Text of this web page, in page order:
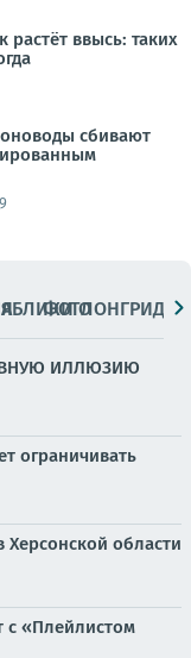
ввысь: таких
сбивают
ФОТОЛОНГРИДЫ
ИЛЛЮЗИЮ
ограничивать
области
с «Плейлистом